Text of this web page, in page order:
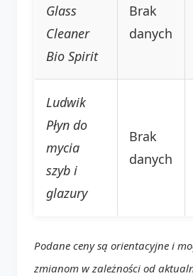
Glass
Cleaner
Bio Spirit
Brak
danych
Ludwik
Płyn do
mycia
szyb i
glazury
Brak
danych
Podane ceny są orientacyjne i
zmianom w zależności od